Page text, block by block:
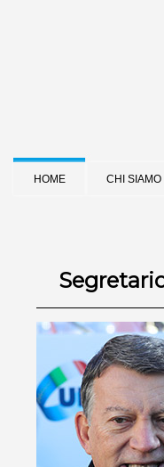
HOME CHI SIAMO